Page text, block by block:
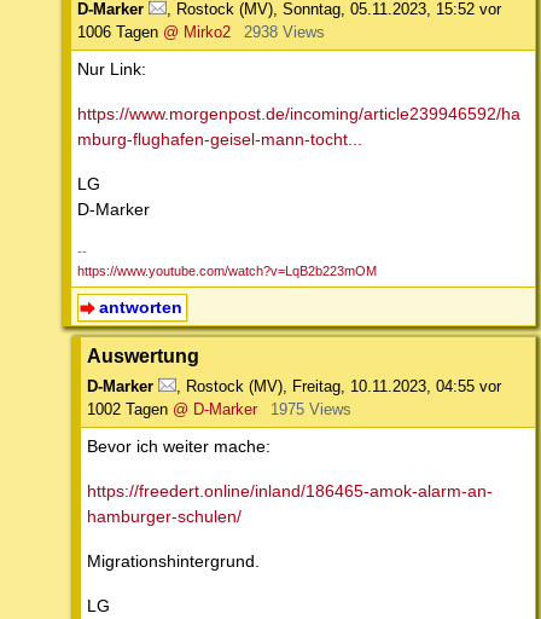
D-Marker Rostock (MV) Sonntag, 05.11.2023, 15:52 vor
1006 Tagen @ Mirko2 2938 Views
Nur Link:
https://www.morgenpost.de/incoming/article239946592/ha
mburg-flughafen-geisel-mann-tocht...
LG
D-Marker
--
https://www.youtube.com/watch?v=LqB2b223mOM
antworten
Auswertung
D-Marker Rostock (MV) Freitag, 10.11.2023, 04:55 vor
1002 Tagen @ D-Marker 1975 Views
Bevor ich weiter mache:
https://freedert.online/inland/186465-amok-alarm-an-
hamburger-schulen/
Migrationshintergrund.
LG